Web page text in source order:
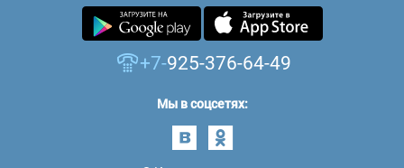
+7-925-376-64-49
Мы в соцсетях: